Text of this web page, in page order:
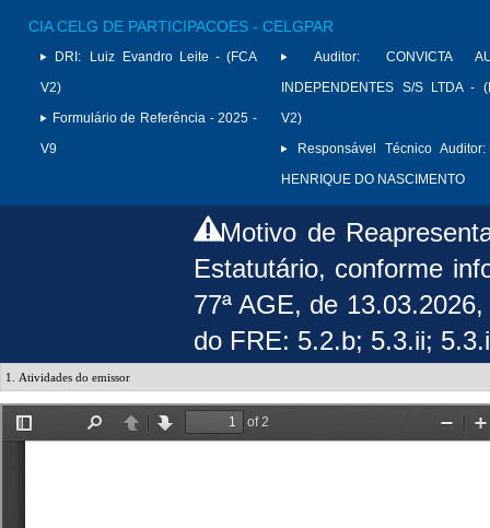
CIA CELG DE PARTICIPACOES - CELGPAR
DRI:
Luiz Evandro Leite - (FCA
V2)
Formulário de Referência - 2025 -
V9
Auditor:
CONVICTA
INDEPENDENTES S/S LTDA -
V2)
Responsável Técnico Auditor:
HENRIQUE DO NASCIMENTO
Motivo de
Estatutário, conforme
77ª AGE, de
do FRE: 5.2.b; 5.3.ii;